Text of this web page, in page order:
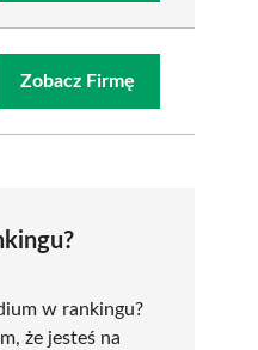
Zobacz Firmę
w rankingu?
że jesteś na